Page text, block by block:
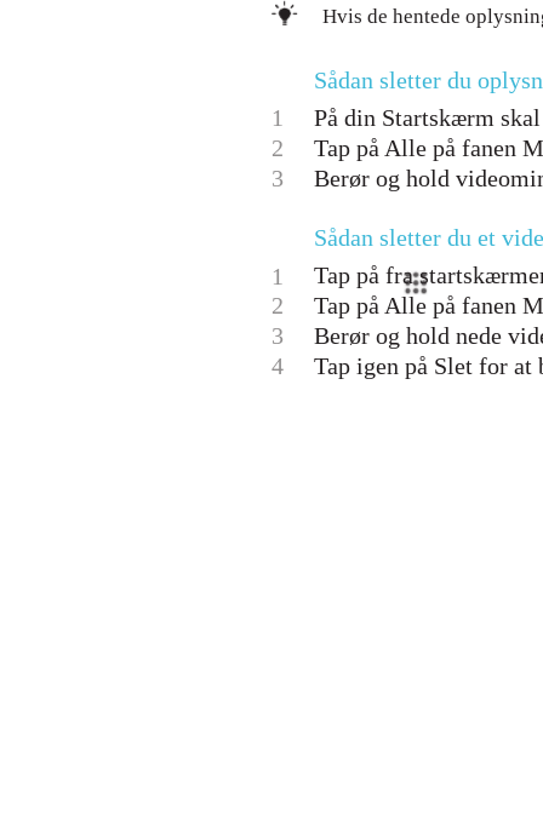
Hvis de hentede
Sådan sletter du
1
På din Startskærm
2
Tap på Alle på fanen
3
Berør og hold
Sådan sletter du et
1
Tap på fra
2
Tap på Alle på fanen
3
Berør og hold nede
4
Tap igen på Slet for at